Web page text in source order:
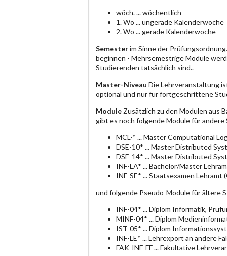
wöch. ... wöchentlich
1. Wo ... ungerade Kalenderwoche
2. Wo ... gerade Kalenderwoche
Semesterim Sinne der
beginnen - Mehrsemestrige Module
Studierenden tatsächlich sind..
Master-Niveau Die Lehrveranstaltung
optional und nur für fortgeschrittene
Module Zusätzlich zu den Modulen aus
gibt es noch folgende Module für andere
MCL-* ... Master Computational
DSE-10* ... Master Distributed
DSE-14* ... Master Distributed
INF-LA* ... Bachelor/Master
INF-SE* ... Staatsexamen
und folgende Pseudo-Module für ältere
INF-04* ... Diplom Informatik,
MINF-04* ... Diplom
IST-05* ... Diplom
INF-LE* ... Lehrexport an andere
FAK-INF-FF ... Fakultative